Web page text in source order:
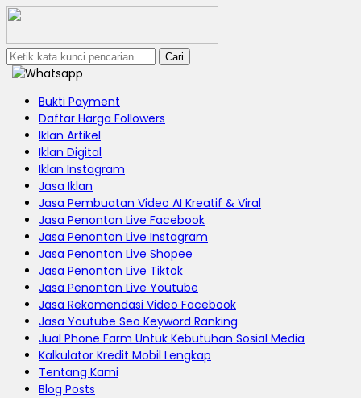
Cari
Bukti Payment
Daftar Harga Followers
Iklan Artikel
Iklan Digital
Iklan Instagram
Jasa Iklan
Jasa Pembuatan Video AI Kreatif & Viral
Jasa Penonton Live Facebook
Jasa Penonton Live Instagram
Jasa Penonton Live Shopee
Jasa Penonton Live Tiktok
Jasa Penonton Live Youtube
Jasa Rekomendasi Video Facebook
Jasa Youtube Seo Keyword Ranking
Jual Phone Farm Untuk Kebutuhan Sosial Media
Kalkulator Kredit Mobil Lengkap
Tentang Kami
Blog Posts